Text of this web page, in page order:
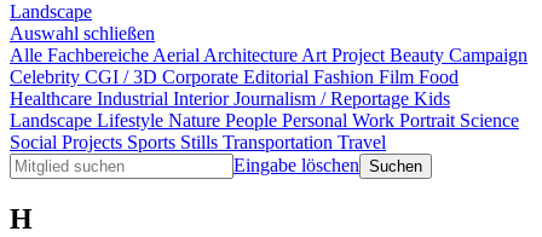
Landscape
Auswahl schließen
Alle Fachbereiche Aerial Architecture Art Project Beauty Campaign
Celebrity CGI / 3D Corporate Editorial Fashion Film Food
Healthcare Industrial InteriorJournalism / Reportage Kids
Landscape Lifestyle Nature People Personal Work Portrait Science
Social Projects Sports Stills Transportation Travel
Eingabe löschen
H